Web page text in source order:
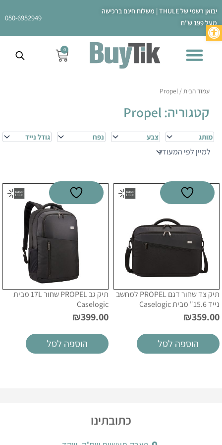
פתח סרגל נגישות
יבואן רשמי של THULE | משלוח חינם ברכישה
מעל 199 ש"ח
050-6952949
0
עגלת
קניות
עמוד הבית / Propel
קטגוריה: Propel
מותג צבע נפח גודל נייד
תיק צד שחור דגם PROPEL למחשב
נייד 15.6" מבית Caselogic
₪359.00
הוספה לסל
תיק גב PROPEL שחור 17L מבית
Caselogic
₪399.00
הוספה לסל
כתובתינו